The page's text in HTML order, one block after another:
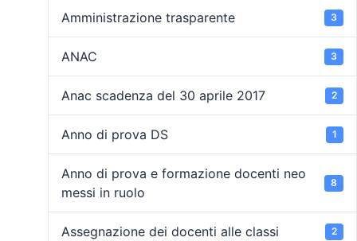
Amministrazione trasparente 3
ANAC 3
Anac scadenza del 30 aprile 2017 2
Anno di prova DS 1
Anno di prova e formazione docenti neo
messi in ruolo
8
Assegnazione dei docenti alle classi 2